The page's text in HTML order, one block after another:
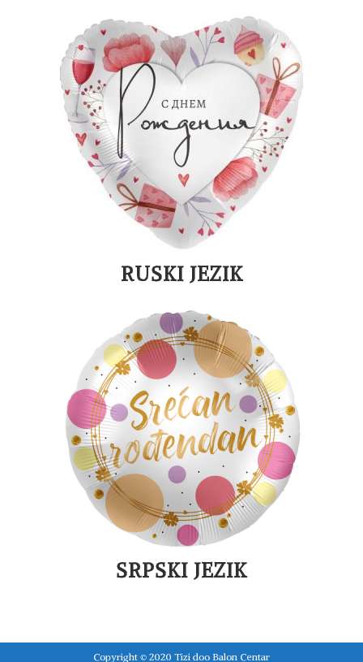
RUSKI JEZIK
SRPSKI JEZIK
Copyright © 2020 Tizi doo Balon Centar